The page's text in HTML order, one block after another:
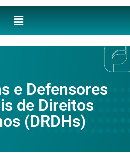
e Defensores
de Direitos
(DRDHs)